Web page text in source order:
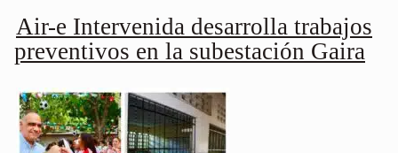
Air-e Intervenida desarrolla trabajos
preventivos en la subestación Gaira